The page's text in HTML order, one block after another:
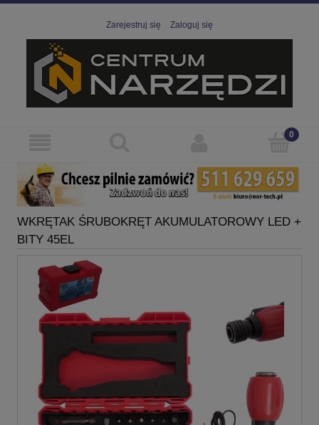
Zarejestruj się Zaloguj się
WKRĘTAK ŚRUBOKRĘT AKUMULATOROWY LED +
BITY 45EL